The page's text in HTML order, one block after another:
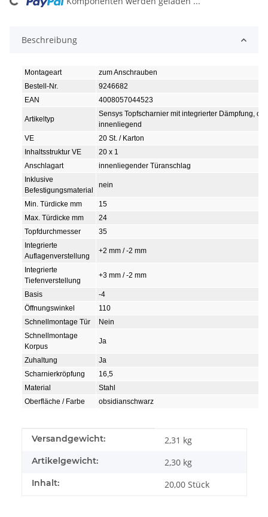
Loading...
Beschreibung
Montageart
zum Anschrauben
Bestell-Nr.
9246682
EAN
4008057044523
Artikeltyp
Sensys Topfscharnier mit integrierter Dämpfung,
innenliegend
VE
20 St. / Karton
Inhaltsstruktur VE
20 x 1
Anschlagart
innenliegender Türanschlag
Inklusive
Befestigungsmaterial
nein
Min. Türdicke mm
15
Max. Türdicke mm
24
Topfdurchmesser
35
Integrierte
Auflagenverstellung
+2 mm / -2 mm
Integrierte
Tiefenverstellung
+3 mm / -2 mm
Basis
-4
Öffnungswinkel
110
Schnellmontage Tür
Nein
Schnellmontage
Korpus
Ja
Zuhaltung
Ja
Scharnierkröpfung
16,5
Material
Stahl
Oberfläche / Farbe
obsidianschwarz
Produkteigenschaft
Wert
Versandgewicht: 2,31 kg
Artikelgewicht: 2,30 kg
Inhalt: 20,00 Stück